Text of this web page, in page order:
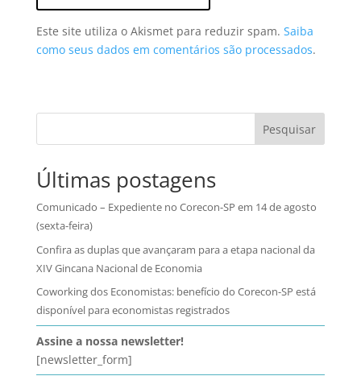
Este site utiliza o Akismet para reduzir spam. Saiba
como seus dados em comentários são processados.
Pesquisar
Últimas postagens
Comunicado – Expediente no Corecon-SP em 14 de agosto
(sexta-feira)
Confira as duplas que avançaram para a etapa nacional da
XIV Gincana Nacional de Economia
Coworking dos Economistas: benefício do Corecon-SP está
disponível para economistas registrados
Assine a nossa newsletter!
[newsletter_form]